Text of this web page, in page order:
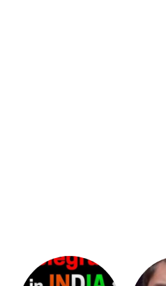
భగవంతుని
కేజీఎఫ్